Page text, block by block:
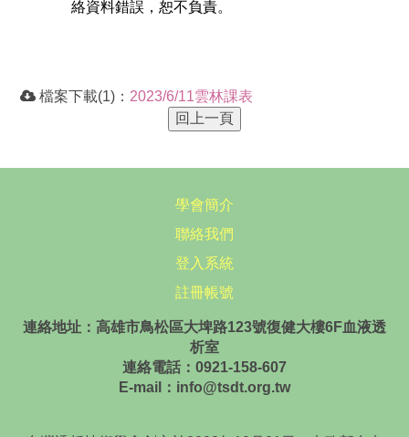
絡資料錯誤，恕不負責。
檔案下載(1)： 2023/6/11雲林課表
學會簡介
聯絡我們
登入系統
註冊帳號
連絡地址：高雄市鳥松區大埤路123號復健大樓6F血液透
析室
連絡電話：0921-158-607
E-mail：info@tsdt.org.tw